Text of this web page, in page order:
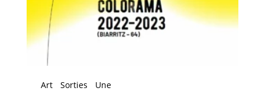
Art Sorties Une